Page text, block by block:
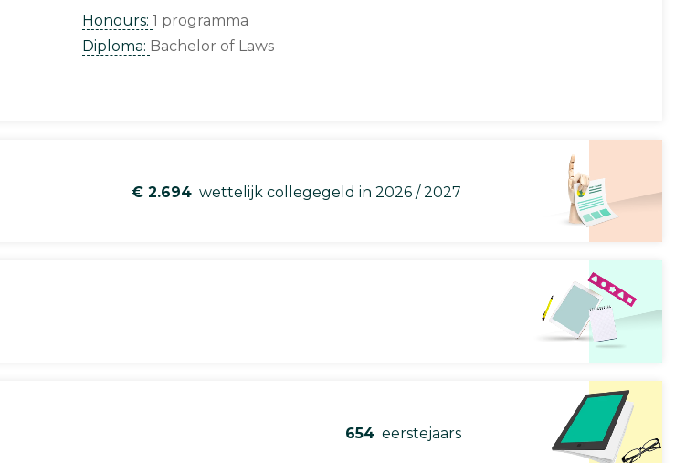
Honours: 1 programma
Diploma: Bachelor of Laws
€ 2.694 wettelijk collegegeld in 2026 / 2027
654 eerstejaars